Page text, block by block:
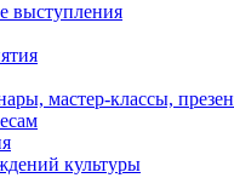
выступления
мастер-классы,
культуры